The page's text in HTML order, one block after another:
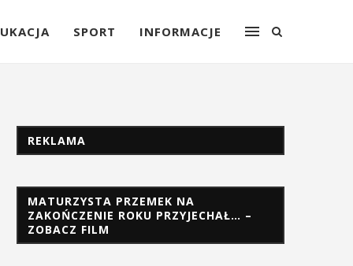
SPORT INFORMACJE
REKLAMA
MATURZYSTA PRZEMEK NA
ZAKOŃCZENIE ROKU PRZYJECHAŁ… –
ZOBACZ FILM